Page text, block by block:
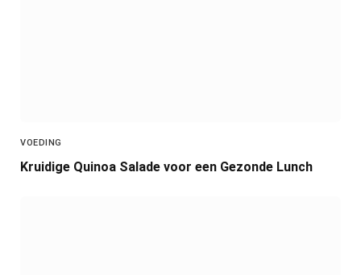
VOEDING
Kruidige Quinoa Salade voor een Gezonde Lunch